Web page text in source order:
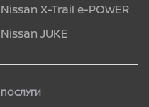
Nissan X-Trail e-POWER
Nissan JUKE
ПОСЛУГИ